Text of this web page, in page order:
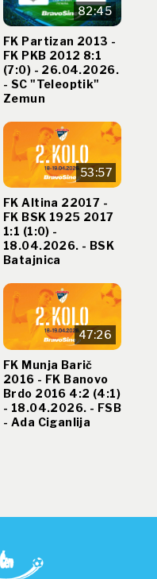
82:45
FK Partizan 2013 -
FK PKB 2012 8:1
(7:0) - 26.04.2026.
- SC "Teleoptik"
Zemun
53:57
FK Altina 22017 -
FK BSK 1925 2017
1:1 (1:0) -
18.04.2026. - BSK
Batajnica
47:26
FK Munja Barič
2016 - FK Banovo
Brdo 2016 4:2 (4:1)
- 18.04.2026. - FSB
- Ada Ciganlija